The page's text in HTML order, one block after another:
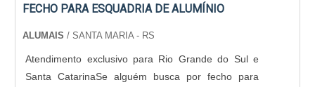
FECHO PARA ESQUADRIA DE ALUMÍNIO
ALUMAIS / SANTA MARIA - RS
Atendimento exclusivo para Rio Grande do Sul e
Santa CatarinaSe alguém busca por fecho para